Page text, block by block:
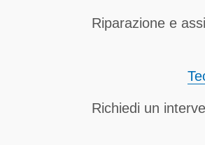
Riparazione e
Richiedi un